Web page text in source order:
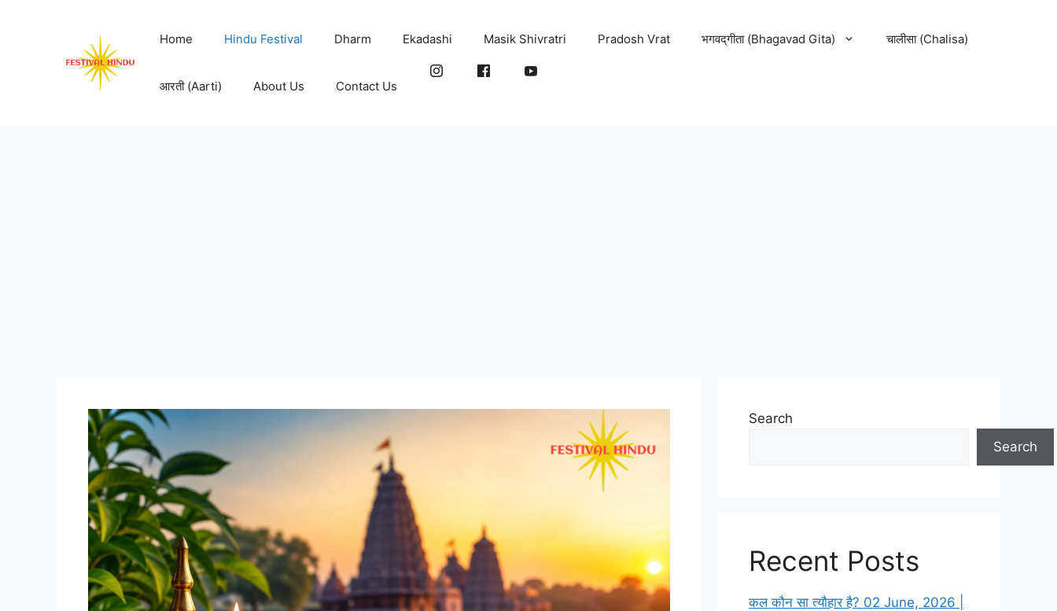
Home Hindu Festival Dharm Ekadashi Masik Shivratri Pradosh Vrat भगवद्‌गीता (Bhagavad Gita) चालीसा (Chalisa)
आरती (Aarti) About Us Contact Us
Search
Search
Recent Posts
कल कौन सा त्यौहार है? 02 June, 2026 |